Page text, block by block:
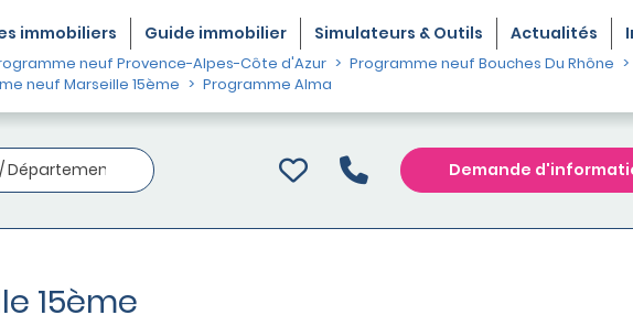
immobiliers Guide immobilier Simulateurs & Outils Actualités
neuf Provence-Alpes-Côte d'Azur
Programme neuf Bouches Du Rhône
neuf Marseille 15ème
Programme Alma
Demande
15ème